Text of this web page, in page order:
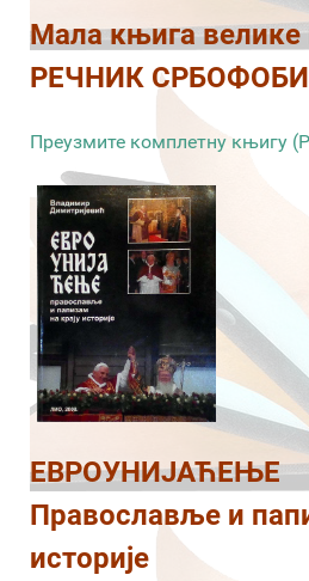
Мала књига
РЕЧНИК
Преузмите комплетну књигу
ЕВРОУНИЈАЋЕЊЕ
Православље и
историје